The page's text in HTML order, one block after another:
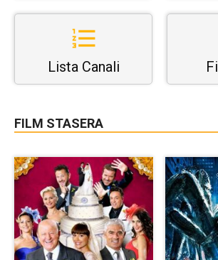
Lista Canali
FILM STASERA